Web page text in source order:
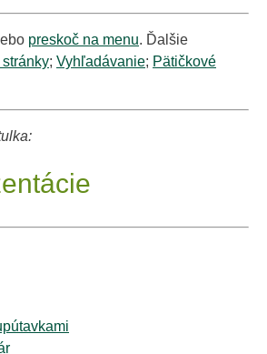
preskoč na menu. Ďalšie
; Vyhľadávanie; Pätičkové